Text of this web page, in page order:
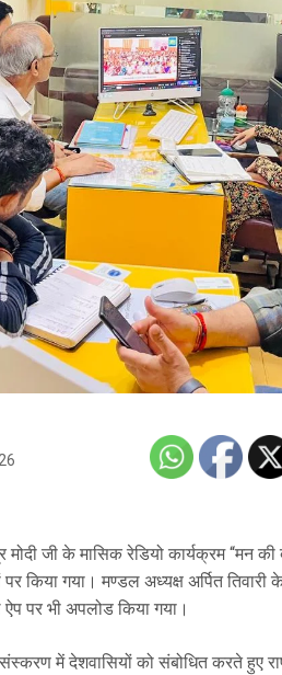
मोदी जी के मासिक रेडियो कार्यक्रम “मन
किया गया। मण्डल अध्यक्ष अर्पित
पर भी अपलोड किया गया।
में देशवासियों को संबोधित करते हुए